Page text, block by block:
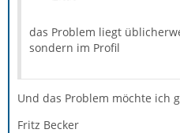
das Problem liegt
sondern im Profil
Und das Problem möchte ich
Fritz Becker